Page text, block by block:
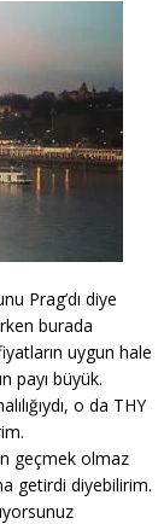
Prag’dı diye
burada
uygun hale
payı büyük.
o da THY
geçmek olmaz
getirdi diyebilirim.